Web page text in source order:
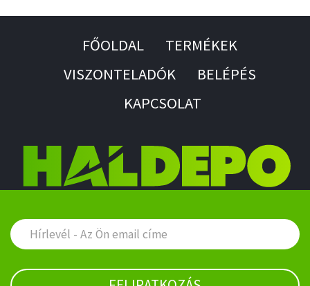
FŐOLDAL
TERMÉKEK
VISZONTELADÓK
BELÉPÉS
KAPCSOLAT